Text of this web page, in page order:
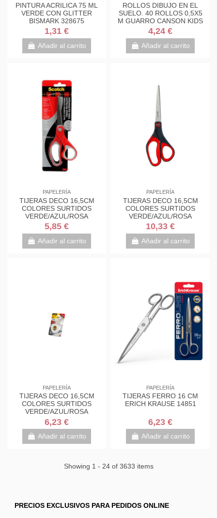
PINTURA ACRILICA 75 ML
VERDE CON GLITTER
BISMARK 328675
1,31 €
Añadir al carrito
ROLLOS DIBUJO EN EL
SUELO. 40 ROLLOS 0,5X5
M GUARRO CANSON KIDS
C200003210
4,24 €
Añadir al carrito
PAPELERÍA
TIJERAS DECO 16,5CM
COLORES SURTIDOS
VERDE/AZUL/ROSA
1561DS-M SCOTH
7000034004
5,85 €
Añadir al carrito
PAPELERÍA
TIJERAS DECO 16,5CM
COLORES SURTIDOS
VERDE/AZUL/ROSA
1561DS-M SCOTH
7000034004
10,33 €
Añadir al carrito
PAPELERÍA
TIJERAS DECO 16,5CM
COLORES SURTIDOS
VERDE/AZUL/ROSA
1561DS-M SCOTH
7000034004
6,23 €
Añadir al carrito
PAPELERÍA
TIJERAS FERRO 16 CM
ERICH KRAUSE 14851
6,23 €
Añadir al carrito
Showing 1 - 24 of 3633 items
PRECIOS EXCLUSIVOS PARA PEDIDOS ONLINE